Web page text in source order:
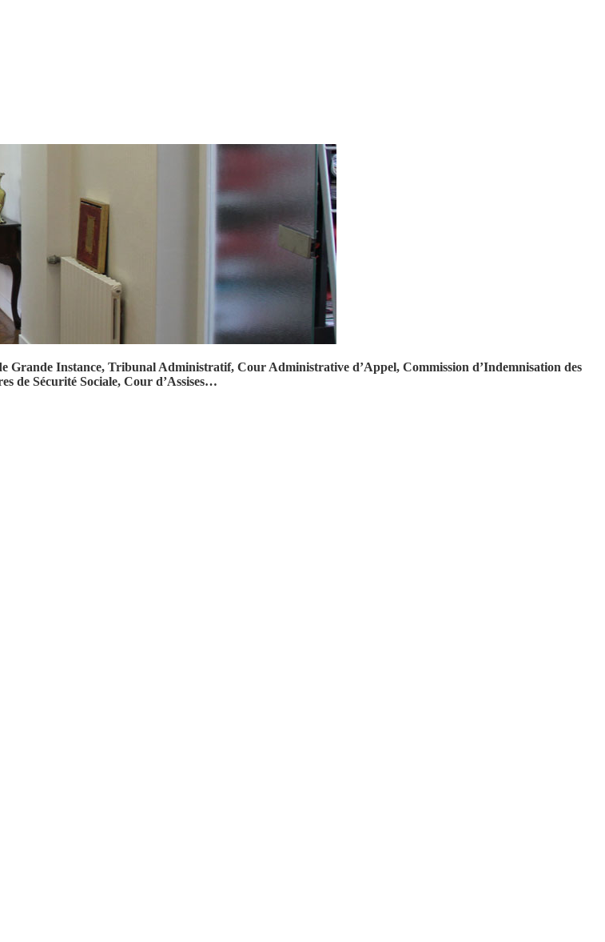
Grande Instance, Tribunal Administratif, Cour Administrative d’Appel, Commission d’Indemnisation des
de Sécurité Sociale, Cour d’Assises…